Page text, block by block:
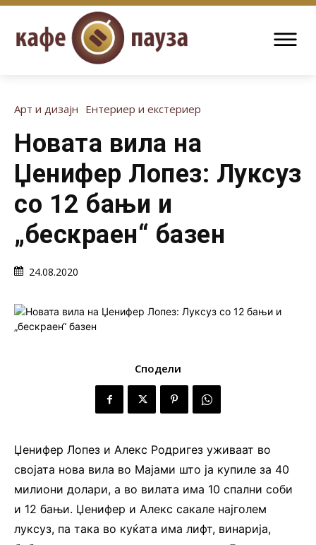
Арт и дизајн Ентериер и екстериер
Новата вила на
Џенифер Лопез: Луксуз
со 12 бањи и
„бескраен“ базен
24.08.2020
Сподели
Џенифер Лопез и Алекс Родригез уживаат во
својата нова вила во Мајами што ја купиле за 40
милиони долари, а во вилата има 10 спални соби
и 12 бањи. Џенифер и Алекс сакале најголем
луксуз, па така во куќата има лифт, винарија,